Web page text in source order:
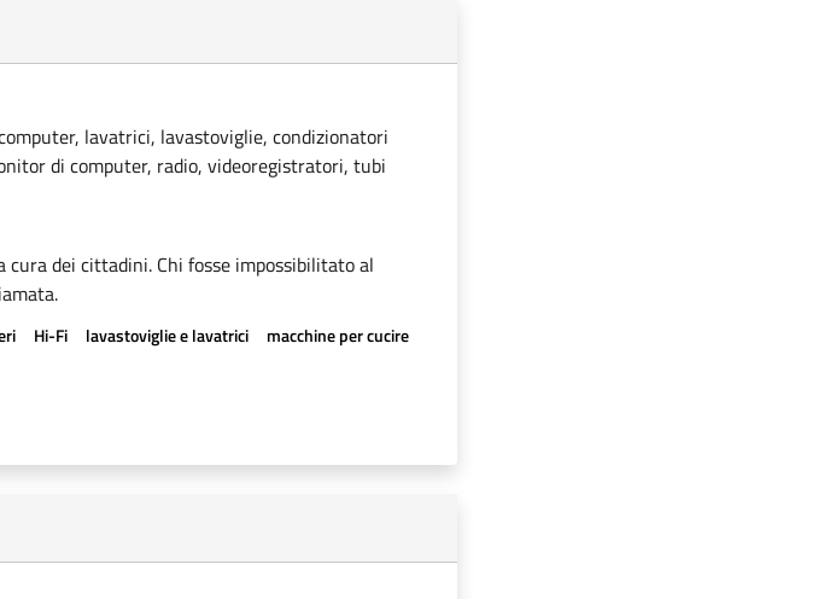
lavatrici, lavastoviglie, condizionatori
di computer, radio, videoregistratori, tubi
dei cittadini. Chi fosse impossibilitato al
Hi-Fi lavastoviglie e lavatrici
macchine per cucire